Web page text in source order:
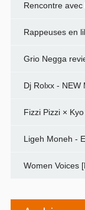
Rencontre
Rappeuses en
Grio Negga
Dj Rolxx - NEW
Fizzi Pizzi ×
Ligeh Moneh -
Women Voices